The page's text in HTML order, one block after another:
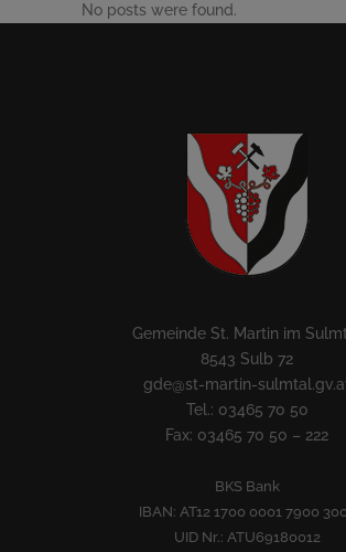
No posts were found.
Gemeinde St. Martin im
8543 Sulb 72
gde@st-martin-
Tel.: 03465 70 50
Fax: 03465 70 50 – 222
BKS Bank
IBAN: AT12 1700 0001 7900
UID Nr.: ATU69180012